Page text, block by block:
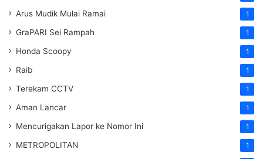
Arus Mudik Mulai Ramai 1
GraPARI Sei Rampah 1
Honda Scoopy 1
Raib 1
Terekam CCTV 1
Aman Lancar 1
Mencurigakan Lapor ke Nomor Ini 1
METROPOLITAN 1